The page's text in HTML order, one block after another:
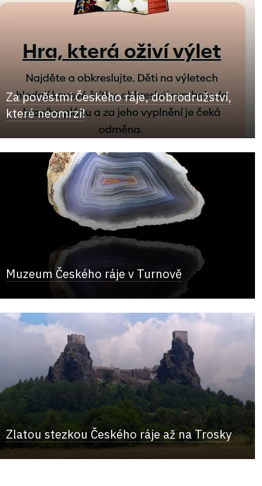
Za pověstmi Českého ráje, dobrodružství,
které neomrzí!
Muzeum Českého ráje v Turnově
Zlatou stezkou Českého ráje až na Trosky